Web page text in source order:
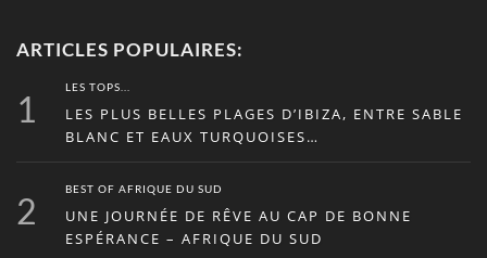
ARTICLES POPULAIRES:
1
LES TOPS...
LES PLUS BELLES PLAGES D’IBIZA, ENTRE SABLE
BLANC ET EAUX TURQUOISES…
2
BEST OF AFRIQUE DU SUD
UNE JOURNÉE DE RÊVE AU CAP DE BONNE
ESPÉRANCE – AFRIQUE DU SUD